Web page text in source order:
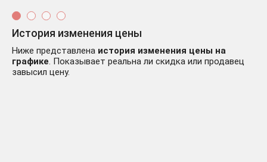
История изменения цены
Ниже представлена история изменения цены на
графике. Показывает реальна ли скидка или продавец
завысил цену.